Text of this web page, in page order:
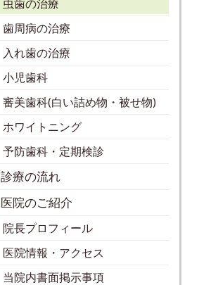
虫歯の治療
歯周病の治療
入れ歯の治療
小児歯科
審美歯科(白い詰め物・被せ物)
ホワイトニング
予防歯科・定期検診
診療の流れ
医院のご紹介
院長プロフィール
医院情報・アクセス
当院内書面掲示事項